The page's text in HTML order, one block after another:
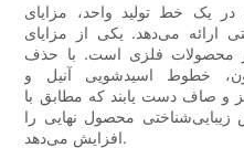
یک خط تولید واحد، مزایای
ارائه می‌دهد. یکی از مزایای
محصولات فلزی است. با حذف
خطوط اسیدشویی آنیل و
و صاف دست یابند که مطابق با
محصول نهایی را
افزایش می‌دهد.